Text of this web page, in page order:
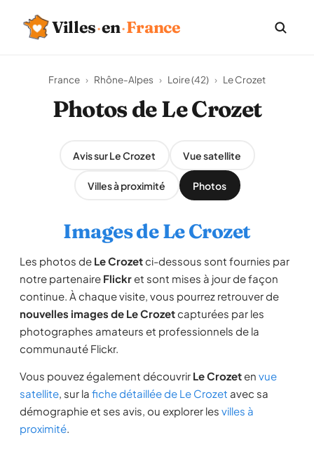
Villes·en·France
France › Rhône-Alpes › Loire (42) › Le Crozet
Photos de Le Crozet
Avis sur Le Crozet Vue satellite
Villes à proximité Photos
Images de Le Crozet
Les photos de Le Crozetci-dessous sont fournies par
notre partenaire Flickret sont mises à jour de façon
continue. À chaque visite, vous pourrez retrouver de
nouvelles images de Le Crozetcapturées par les
photographes amateurs et professionnels de la
communauté Flickr.
Vous pouvez également découvrir Le Crozeten vue
satellite, sur la fiche détaillée de Le Crozet avec sa
démographie et ses avis, ou explorer les villes à
proximité.